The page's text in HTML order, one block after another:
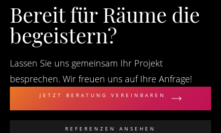
Bereit für Räume die
begeistern?
Lassen Sie uns gemeinsam Ihr Projekt
besprechen. Wir freuen uns auf Ihre Anfrage!
JETZT BERATUNG VEREINBAREN
REFERENZEN ANSEHEN